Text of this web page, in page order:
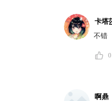
卡塔
不错
0
啊鼎